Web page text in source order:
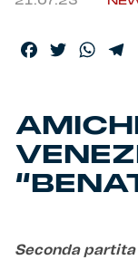
Fortissimo
Facebook
Twitter
Seconda partita